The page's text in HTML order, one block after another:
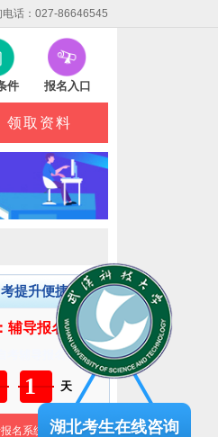
电话：027-86646545
件 报名入口
领取资料
提升便捷服务
辅导报名】
考辅导报名截止
天
名系统 湖北考生在线咨询